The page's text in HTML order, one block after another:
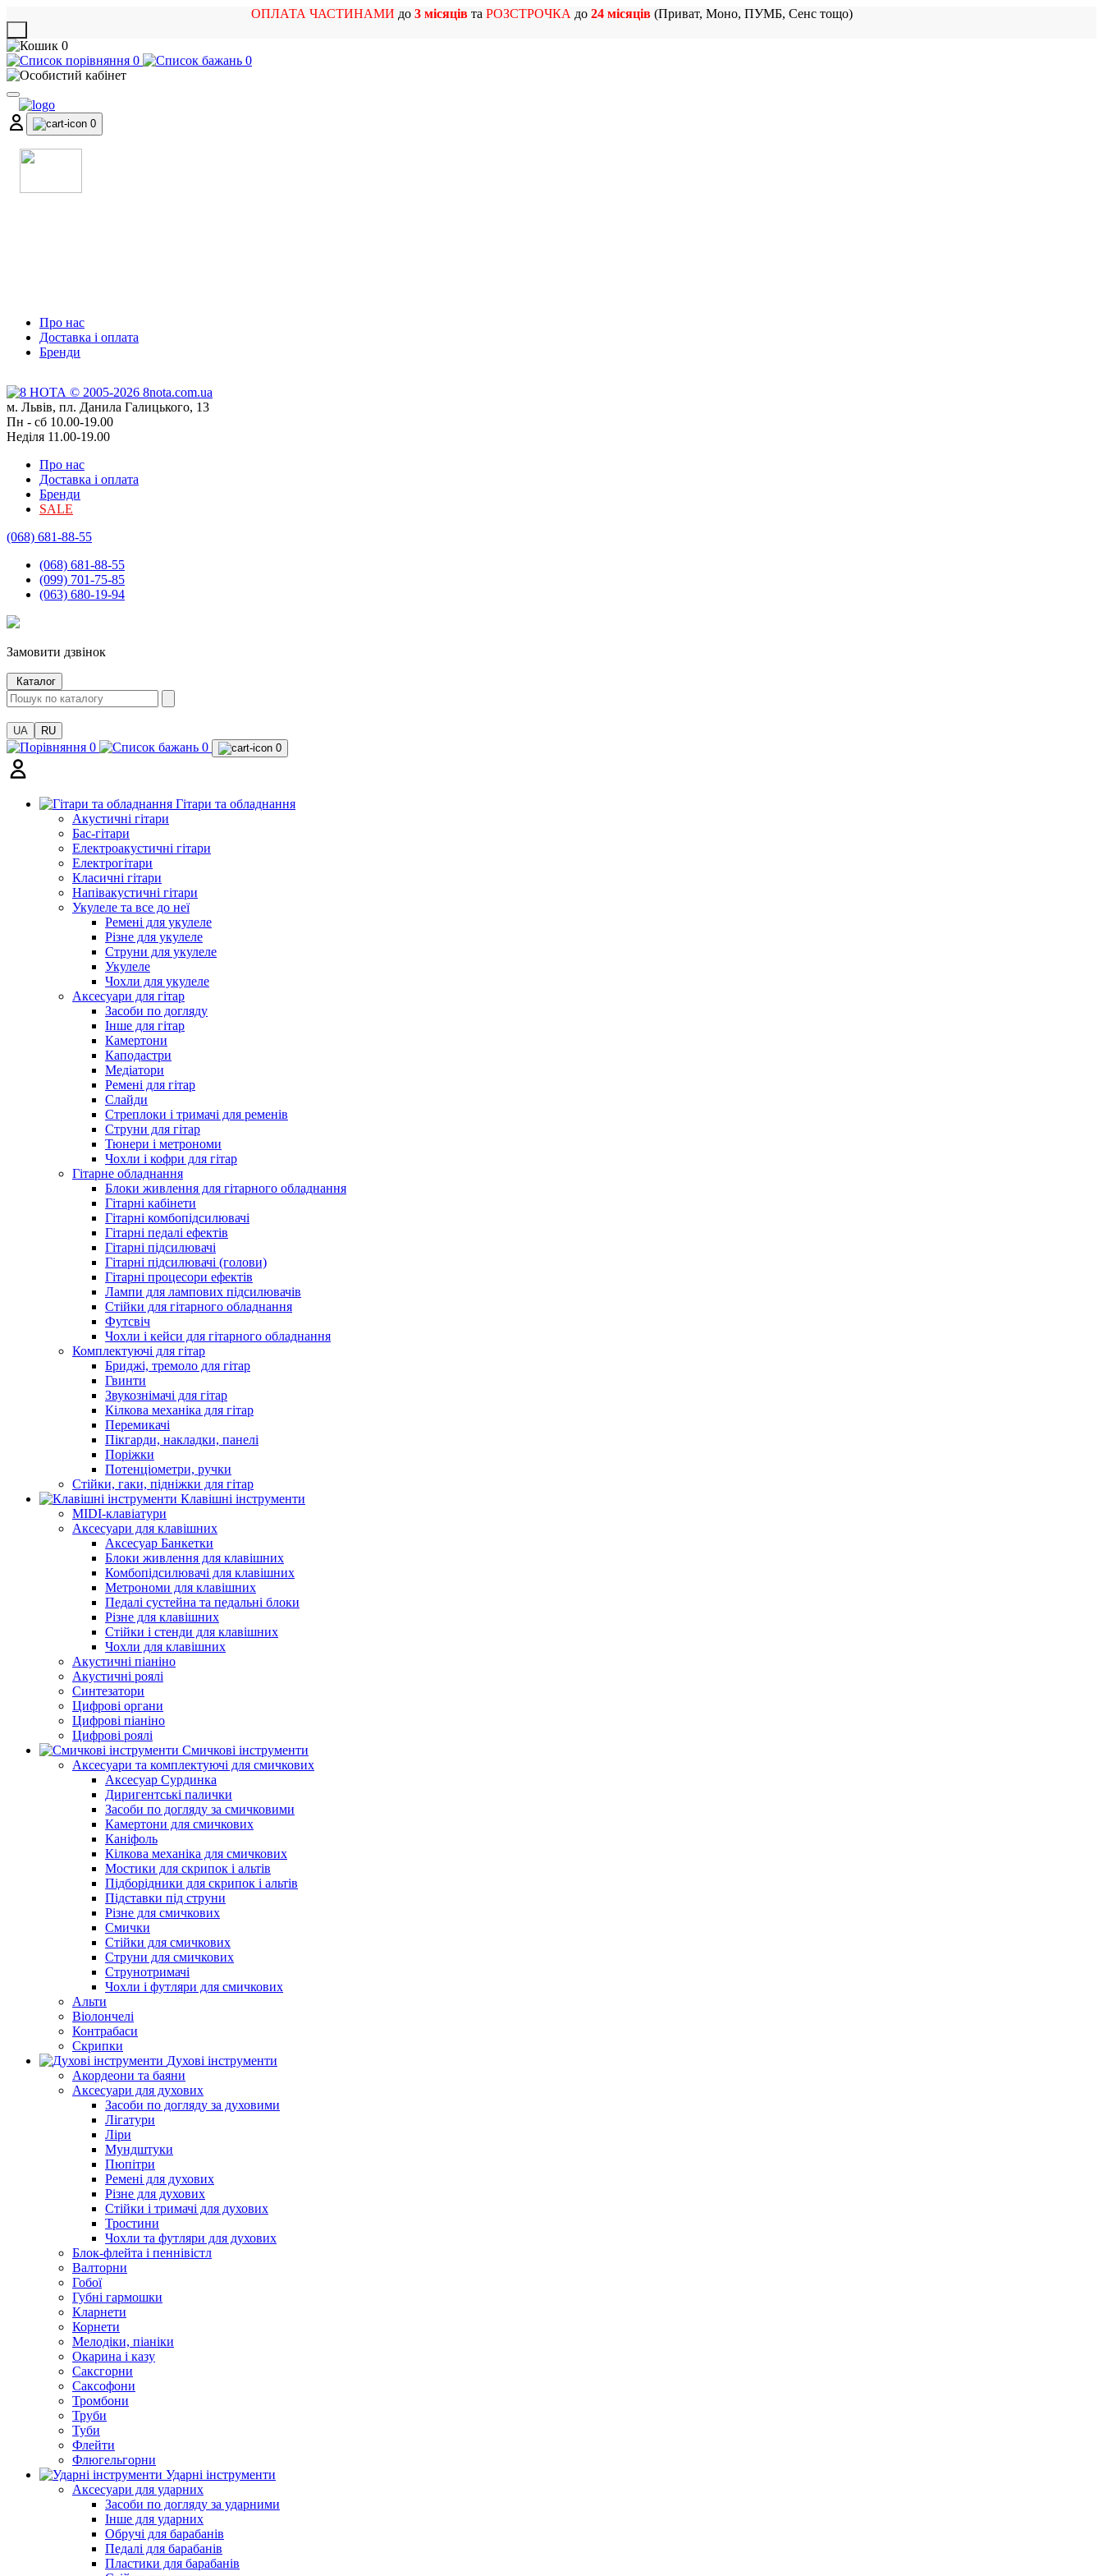
ОПЛАТА ЧАСТИНАМИ до 3 місяцівта РОЗСТРОЧКА до 24 місяців(Приват, Моно, ПУМБ, Сенс тощо)
0
0
0
0
Про нас
Доставка і оплата
Бренди
м. Львів, пл. Данила Галицького, 13
Пн - сб 10.00-19.00
Неділя 11.00-19.00
Про нас
Доставка і оплата
Бренди
SALE
(068) 681-88-55
(068) 681-88-55
(099) 701-75-85
(063) 680-19-94
Замовити дзвінок
Каталог
UA RU
0 0 0
Гітари та обладнання
Акустичні гітари
Бас-гітари
Електроакустичні гітари
Електрогітари
Класичні гітари
Напівакустичні гітари
Укулеле та все до неї
Ремені для укулеле
Різне для укулеле
Струни для укулеле
Укулеле
Чохли для укулеле
Аксесуари для гітар
Засоби по догляду
Інше для гітар
Камертони
Каподастри
Медіатори
Ремені для гітар
Слайди
Стреплоки і тримачі для ременів
Струни для гітар
Тюнери і метрономи
Чохли і кофри для гітар
Гітарне обладнання
Блоки живлення для гітарного обладнання
Гітарні кабінети
Гітарні комбопідсилювачі
Гітарні педалі ефектів
Гітарні підсилювачі
Гітарні підсилювачі (голови)
Гітарні процесори ефектів
Лампи для лампових підсилювачів
Стійки для гітарного обладнання
Футсвіч
Чохли і кейси для гітарного обладнання
Комплектуючі для гітар
Бриджі, тремоло для гітар
Гвинти
Звукознімачі для гітар
Кілкова механіка для гітар
Перемикачі
Пікгарди, накладки, панелі
Поріжки
Потенціометри, ручки
Стійки, гаки, підніжки для гітар
Клавішні інструменти
MIDI-клавіатури
Аксесуари для клавішних
Аксесуар Банкетки
Блоки живлення для клавішних
Комбопідсилювачі для клавішних
Метрономи для клавішних
Педалі сустейна та педальні блоки
Різне для клавішних
Стійки і стенди для клавішних
Чохли для клавішних
Акустичні піаніно
Акустичні роялі
Синтезатори
Цифрові органи
Цифрові піаніно
Цифрові роялі
Смичкові інструменти
Аксесуари та комплектуючі для смичкових
Аксесуар Сурдинка
Диригентські палички
Засоби по догляду за смичковими
Камертони для смичкових
Каніфоль
Кілкова механіка для смичкових
Мостики для скрипок і альтів
Підборiдники для скрипок і альтів
Підставки під струни
Різне для смичкових
Смички
Стійки для смичкових
Струни для смичкових
Струнотримачі
Чохли і футляри для смичкових
Альти
Віолончелі
Контрабаси
Скрипки
Духові інструменти
Акордеони та баяни
Аксесуари для духових
Засоби по догляду за духовими
Лігатури
Ліри
Мундштуки
Пюпітри
Ремені для духових
Різне для духових
Стійки і тримачі для духових
Тростини
Чохли та футляри для духових
Блок-флейта і пеннівістл
Валторни
Гобої
Губні гармошки
Кларнети
Корнети
Мелодіки, піаніки
Окарина і казу
Саксгорни
Саксофони
Тромбони
Труби
Туби
Флейти
Флюгельгорни
Ударні інструменти
Аксесуари для ударних
Засоби по догляду за ударними
Інше для ударних
Обручі для барабанів
Педалі для барабанів
Пластики для барабанів